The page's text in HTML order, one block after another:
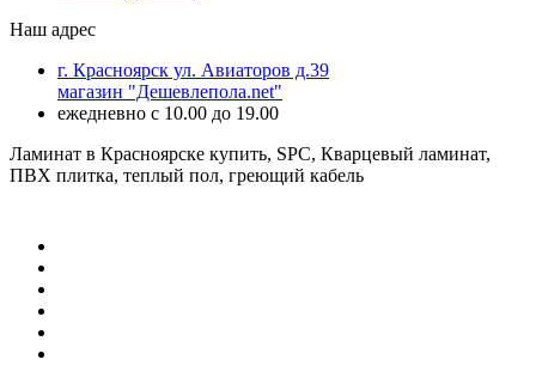
Наш адрес
г. Красноярск ул. Авиаторов д.39
магазин "Дешевлепола.net"
ежедневно с 10.00 до 19.00
Ламинат в Красноярске купить, SPC, Кварцевый ламинат,
ПВХ плитка, теплый пол, греющий кабель